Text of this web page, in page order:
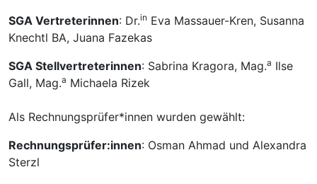
SGA Vertreterinnen: Dr.in Eva Massauer-Kren, Susanna
Knechtl BA, Juana Fazekas
SGA Stellvertreterinnen: Sabrina Kragora, Mag.a Ilse
Gall, Mag.a Michaela Rizek
Als Rechnungsprüfer*innen wurden gewählt:
Rechnungsprüfer:innen: Osman Ahmad und Alexandra
Sterzl